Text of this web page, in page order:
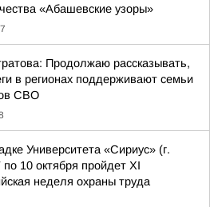
«Абашевские узоры»
Продолжаю рассказывать,
в регионах поддерживают семьи
СВО
Университета «Сириус» (г.
10 октября пройдет XI
неделя охраны труда